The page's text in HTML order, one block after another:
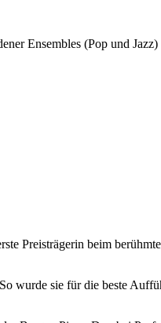
Ensembles (Pop und
Preisträgerin beim
wurde sie für die beste